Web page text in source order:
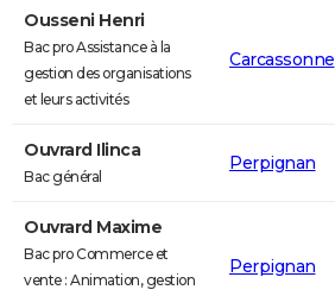
Ousseni Henri
Bac pro Assistance à la
gestion des organisations
et leurs activités
Carcassonne
Ouvrard Ilinca
Bac général
Perpignan
Ouvrard Maxime
Bac pro Commerce et
vente : Animation, gestion
Perpignan